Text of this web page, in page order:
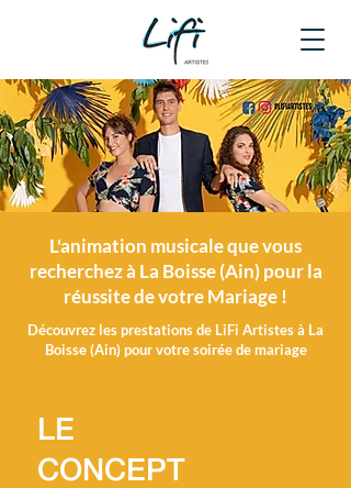
L'animation musicale que vous
recherchez à La Boisse (Ain) pour la
réussite de votre Mariage !
Découvrez les prestations de LiFi Artistes à La
Boisse (Ain) pour votre soirée de mariage
LE
CONCEPT